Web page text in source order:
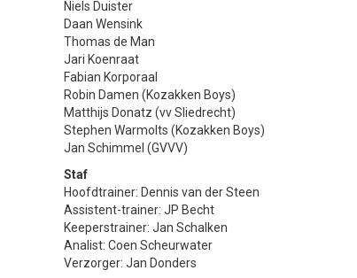
Niels Duister
Daan Wensink
Thomas de Man
Jari Koenraat
Fabian Korporaal
Robin Damen (Kozakken Boys)
Matthijs Donatz (vv Sliedrecht)
Stephen Warmolts (Kozakken Boys)
Jan Schimmel (GVVV)
Staf
Hoofdtrainer: Dennis van der Steen
Assistent-trainer: JP Becht
Keeperstrainer: Jan Schalken
Analist: Coen Scheurwater
Verzorger: Jan Donders